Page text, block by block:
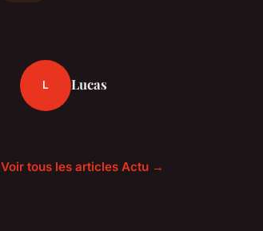
L Lucas
Voir tous les articles Actu →